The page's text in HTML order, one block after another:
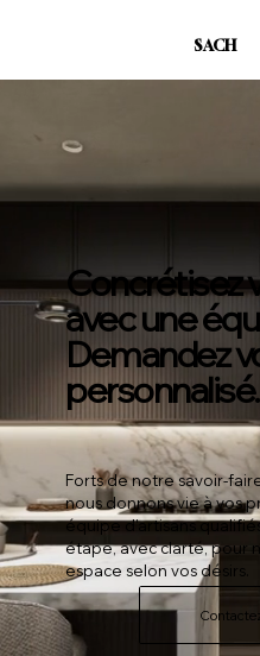
SACH
Concrétisez
avec une
Demandez
Forts de notre savoir-
nous donnons vie à vos
équipe d'artisans
étape, avec clarté, pour
espace selon vos désirs.